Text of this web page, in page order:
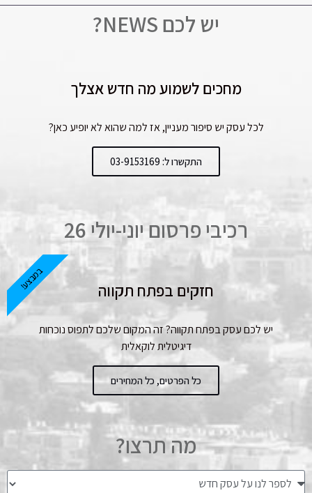
יש לכם NEWS?
מחכים לשמוע מה חדש אצלך
לכל עסק יש סיפור מעניין, אז למה שהוא לא יופיע כאן?
התקשרו ל: 03-9153169
רכיבי פרסום יוני-יולי 26
חזקים בפתח תקווה
יש לכם עסק בפתח תקווה? זה המקום שלכם לתפוס נוכחות
דיגיטלית לוקאלית
כל הפרטים, כל המחירים
במבצע!
מה תרצו?